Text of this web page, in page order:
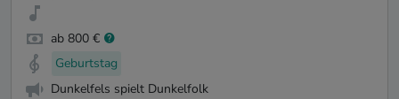
ab 800 €
Geburtstag
Dunkelfels spielt Dunkelfolk